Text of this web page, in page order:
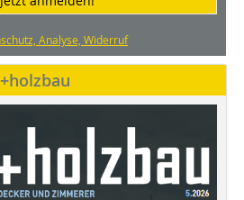
Analyse, Widerruf